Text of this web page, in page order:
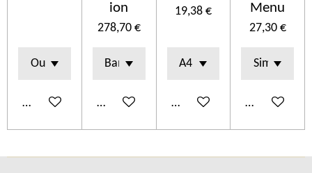
Añadir al carrito
ion
278,70 €
Añadir al carrito
19,38 €
Añadir al carrito
Menu
27,30 €
Añadir al